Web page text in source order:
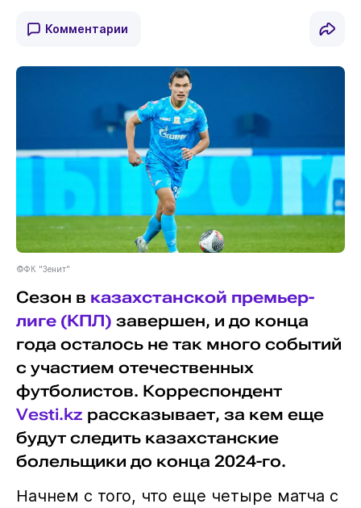
Комментарии
©ФК "Зенит"
Сезон в казахстанской премьер-
лиге (КПЛ) завершен, и до конца
года осталось не так много событий
с участием отечественных
футболистов. Корреспондент
Vesti.kz рассказывает, за кем еще
будут следить казахстанские
болельщики до конца 2024-го.
Начнем с того, что еще четыре матча с